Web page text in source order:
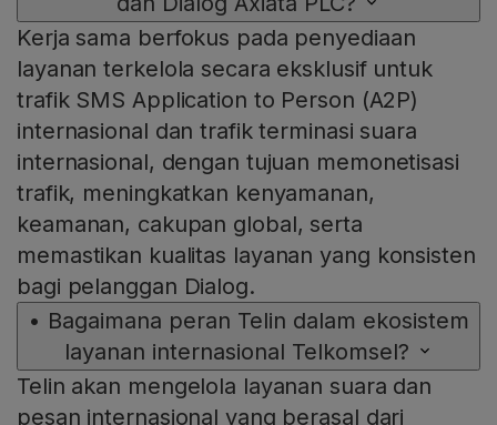
Kerja sama berfokus pada penyediaan
layanan terkelola secara eksklusif untuk
trafik SMS Application to Person (A2P)
internasional dan trafik terminasi suara
internasional, dengan tujuan memonetisasi
trafik, meningkatkan kenyamanan,
keamanan, cakupan global, serta
memastikan kualitas layanan yang konsisten
bagi pelanggan Dialog.
• Bagaimana peran Telin dalam ekosistem
layanan internasional Telkomsel?
Telin akan mengelola layanan suara dan
pesan internasional yang berasal dari